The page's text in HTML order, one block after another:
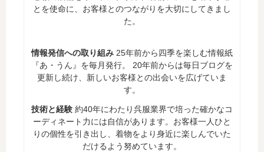
とを使命に、お客様とのつながりを大切にしてきまし
た。
情報発信への取り組み 25年前から四季を楽しむ情報紙
『あ・うん』を毎月発行。 20年前からは毎日ブログを
更新し続け、新しいお客様との出会いを広げていま
す。
技術と経験 約40年にわたり呉服業界で培った確かなコ
ーディネート力には自信があります。お客様一人ひと
りの個性を引き出し、着物をより身近に楽しんでいた
だけるよう努めています。